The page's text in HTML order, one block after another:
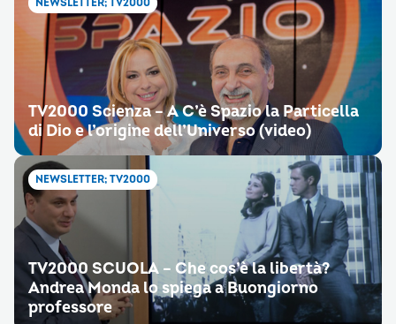
NEWSLETTER; TV2000
TV2000 Scienza – A C’è Spazio la Particella
di Dio e l’origine dell’Universo (video)
NEWSLETTER; TV2000
TV2000 SCUOLA – Che cos’è la libertà?
Andrea Monda lo spiega a Buongiorno
professore